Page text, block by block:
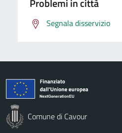
Problemi in città
Segnala disservizio
Comune di Cavour